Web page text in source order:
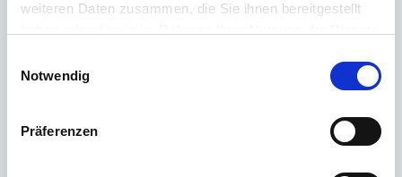
weiteren Daten zusammen, die Sie ihnen bereitgestellt
Notwendig
Präferenzen
Montag bis Donnerstag 09:00 bis 15:00 Uhr, Freitag 09:00 bis 12:00 Uhr
Kontakt